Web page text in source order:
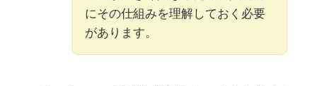
にその仕組みを理解しておく必要
があります。